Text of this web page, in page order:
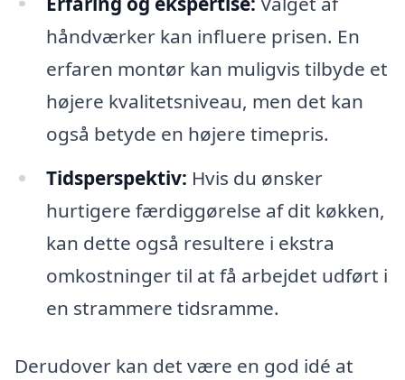
håndværker kan influere prisen. En
erfaren montør kan muligvis tilbyde et
højere kvalitetsniveau, men det kan
også betyde en højere timepris.
Tidsperspektiv: Hvis du ønsker
hurtigere færdiggørelse af dit køkken,
kan dette også resultere i ekstra
omkostninger til at få arbejdet udført i
en strammere tidsramme.
Derudover kan det være en god idé at